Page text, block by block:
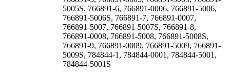
5005S, 766891-6, 766891-0006, 766891-5006,
766891-5006S, 766891-7, 766891-0007,
766891-5007, 766891-5007S, 766891-8,
766891-0008, 766891-5008, 766891-5008S,
766891-9, 766891-0009, 766891-5009, 766891-
5009S, 784844-1, 784844-0001, 784844-5001,
784844-5001S